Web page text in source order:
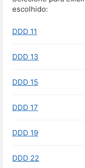
escolhido:
DDD 11
DDD 13
DDD 15
DDD 17
DDD 19
DDD 22